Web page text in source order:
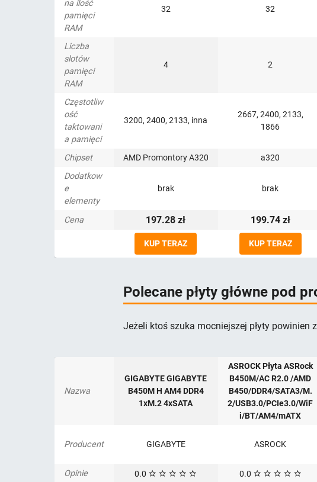
na ilość
pamięci
RAM
32 32
Liczba
slotów
pamięci
RAM
4 2
Częstotliw
ość
taktowani
a pamięci
3200, 2400, 2133, inna
2667, 2400, 2133,
1866
Chipset AMD Promontory A320 a320
Dodatkow
e
elementy
brak brak
Cena 197.28 zł 199.74 zł
KUP TERAZ KUP TERAZ
Polecane płyty główne pod
Jeżeli ktoś szuka mocniejszej płyty powinien
Nazwa
GIGABYTE GIGABYTE
B450M H AM4 DDR4
1xM.2 4xSATA
ASROCK Płyta ASRock
B450M/AC R2.0 /AMD
B450/DDR4/SATA3/M.
2/USB3.0/PCIe3.0/WiF
i/BT/AM4/mATX
Producent GIGABYTE ASROCK
Opinie 0.0 0.0